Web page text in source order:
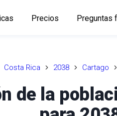
Precios Preguntas
Costa Rica 2038 Cartago
de la